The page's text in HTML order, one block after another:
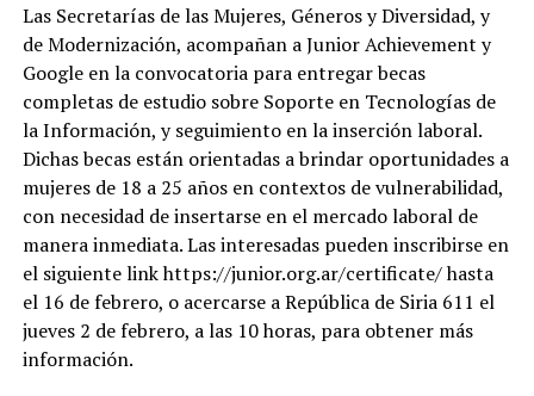
Las Secretarías de las Mujeres, Géneros y Diversidad, y
de Modernización, acompañan a Junior Achievement y
Google en la convocatoria para entregar becas
completas de estudio sobre Soporte en Tecnologías de
la Información, y seguimiento en la inserción laboral.
Dichas becas están orientadas a brindar oportunidades a
mujeres de 18 a 25 años en contextos de vulnerabilidad,
con necesidad de insertarse en el mercado laboral de
manera inmediata. Las interesadas pueden inscribirse en
el siguiente link https://junior.org.ar/certificate/ hasta
el 16 de febrero, o acercarse a República de Siria 611 el
jueves 2 de febrero, a las 10 horas, para obtener más
información.